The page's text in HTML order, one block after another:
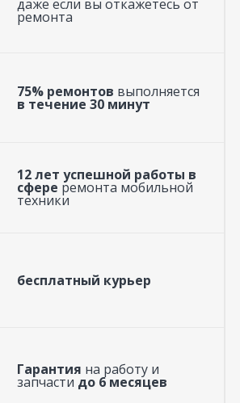
даже если вы откажетесь от
ремонта
75% ремонтов выполняется
в течение 30 минут
12 лет успешной работы в
сфере ремонта мобильной
техники
бесплатный курьер
Гарантия на работу и
запчасти до 6 месяцев